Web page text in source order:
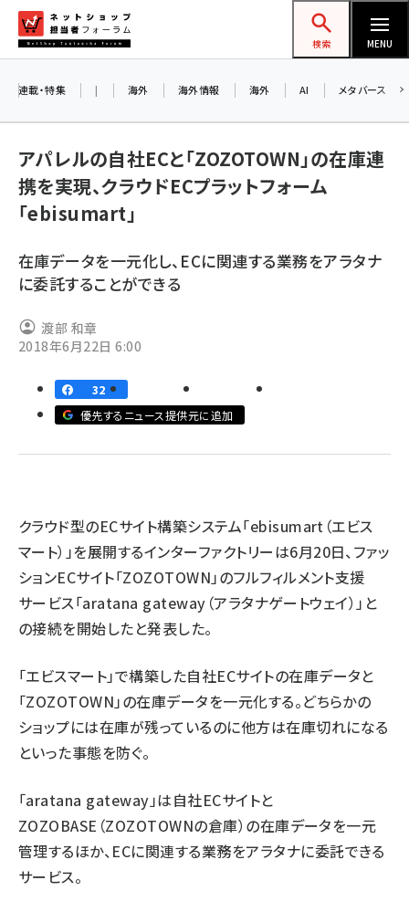
ン
ネットショップ担当者フォーラム
検索 MENU
amazon (2232)
楽天 (1863)
アスクル (1112)
ビィ・フォアード (768)
連載・特集 | 海外 海外情報 海外 AI メタバース
アパレルの自社ECと「ZOZOTOWN」の在庫連
携を実現、クラウドECプラットフォーム
「ebisumart」
在庫データを一元化し、ECに関連する業務をアラタナ
に委託することができる
渡部 和章
2018年6月22日 6:00
32
優先するニュース提供元に追加
クラウド型のECサイト構築システム「ebisumart（エビス
マート）」を展開するインターファクトリーは6月20日、ファッ
ションECサイト「ZOZOTOWN」のフルフィルメント支援
サービス「aratana gateway（アラタナゲートウェイ）」と
の接続を開始したと発表した。
「エビスマート」で構築した自社ECサイトの在庫データと
「ZOZOTOWN」の在庫データを一元化する。どちらかの
ショップには在庫が残っているのに他方は在庫切れになる
といった事態を防ぐ。
「aratana gateway」は自社ECサイトと
ZOZOBASE（ZOZOTOWNの倉庫）の在庫データを一元
管理するほか、ECに関連する業務をアラタナに委託できる
サービス。